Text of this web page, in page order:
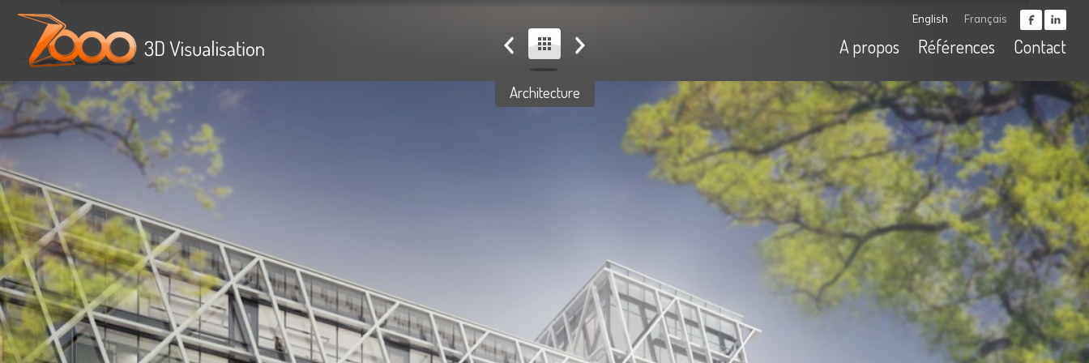
English Français
A propos Références Contact
Architecture